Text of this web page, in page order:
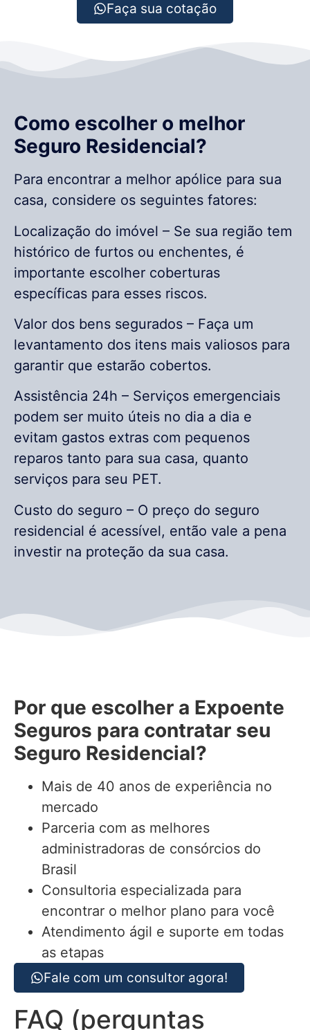
Faça sua cotação
Como escolher o melhor
Seguro Residencial?
Para encontrar a melhor apólice para sua
casa, considere os seguintes fatores:
Localização do imóvel – Se sua região tem
histórico de furtos ou enchentes, é
importante escolher coberturas
específicas para esses riscos.
Valor dos bens segurados – Faça um
levantamento dos itens mais valiosos para
garantir que estarão cobertos.
Assistência 24h – Serviços emergenciais
podem ser muito úteis no dia a dia e
evitam gastos extras com pequenos
reparos tanto para sua casa, quanto
serviços para seu PET.
Custo do seguro – O preço do seguro
residencial é acessível, então vale a pena
investir na proteção da sua casa.
Por que escolher a Expoente
Seguros para contratar seu
Seguro Residencial?
Mais de 40 anos de experiência no
mercado
Parceria com as melhores
administradoras de consórcios do
Brasil
Consultoria especializada para
encontrar o melhor plano para você
Atendimento ágil e suporte em todas
as etapas
Fale com um consultor agora!
FAQ (perguntas